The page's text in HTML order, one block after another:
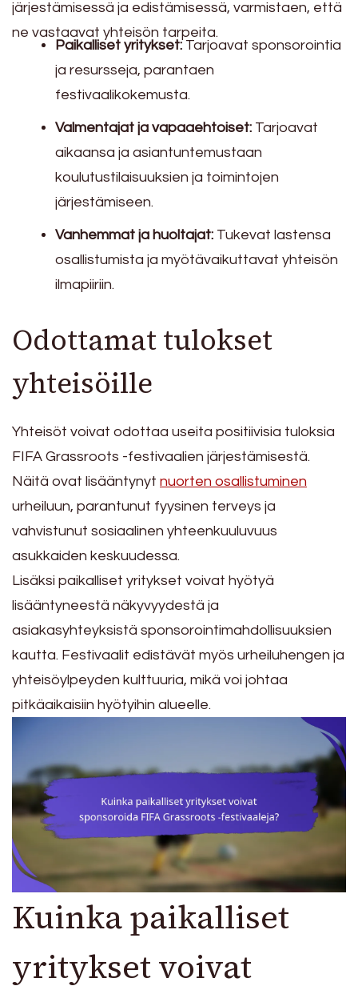
järjestämisessä ja edistämisessä, varmistaen, että
ne vastaavat yhteisön tarpeita.
Paikalliset yritykset: Tarjoavat sponsorointia
ja resursseja, parantaen
festivaalikokemusta.
Valmentajat ja vapaaehtoiset: Tarjoavat
aikaansa ja asiantuntemustaan
koulutustilaisuuksien ja toimintojen
järjestämiseen.
Vanhemmat ja huoltajat: Tukevat lastensa
osallistumista ja myötävaikuttavat yhteisön
ilmapiiriin.
Odottamat tulokset
yhteisöille
Yhteisöt voivat odottaa useita positiivisia tuloksia
FIFA Grassroots -festivaalien järjestämisestä.
Näitä ovat lisääntynyt nuorten osallistuminen
urheiluun, parantunut fyysinen terveys ja
vahvistunut sosiaalinen yhteenkuuluvuus
asukkaiden keskuudessa.
Lisäksi paikalliset yritykset voivat hyötyä
lisääntyneestä näkyvyydestä ja
asiakasyhteyksistä sponsorointimahdollisuuksien
kautta. Festivaalit edistävät myös urheiluhengen ja
yhteisöylpeyden kulttuuria, mikä voi johtaa
pitkäaikaisiin hyötyihin alueelle.
Kuinka paikalliset
yritykset voivat